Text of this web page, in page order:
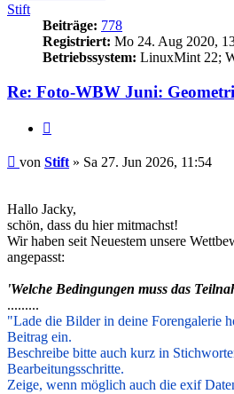
Stift
Beiträge: 778
Registriert: Mo 24. Aug 2020,
Betriebssystem: LinuxMint 22;
Re: Foto-WBW Juni:
Beitrag
von Stift » Sa 27. Jun 2026, 11:54
Hallo Jacky,
schön, dass du hier mitmachst!
Wir haben seit Neuestem unsere
angepasst:
'Welche Bedingungen muss das
.........
"Lade die Bilder in deine Forengalerie
Beitrag ein.
Beschreibe bitte auch kurz in
Bearbeitungsschritte.
Zeige, wenn möglich auch die exif